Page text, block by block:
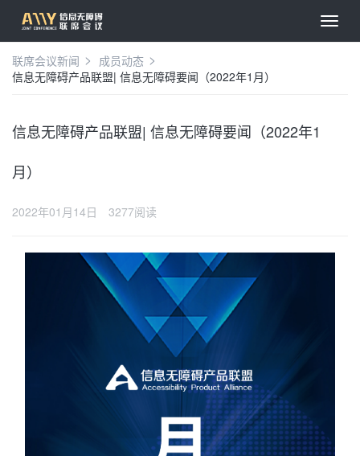
联席会议新闻
成员动态
信息无障碍产品联盟| 信息无障碍要闻（2022年1月）
信息无障碍产品联盟| 信息无障碍要闻（2022年1
月）
2022年01月14日 3277阅读